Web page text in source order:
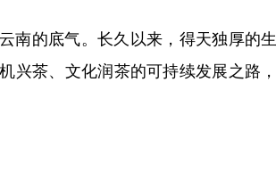
的底气。长久以来，得天独厚的
兴茶、文化润茶的可持续发展之路